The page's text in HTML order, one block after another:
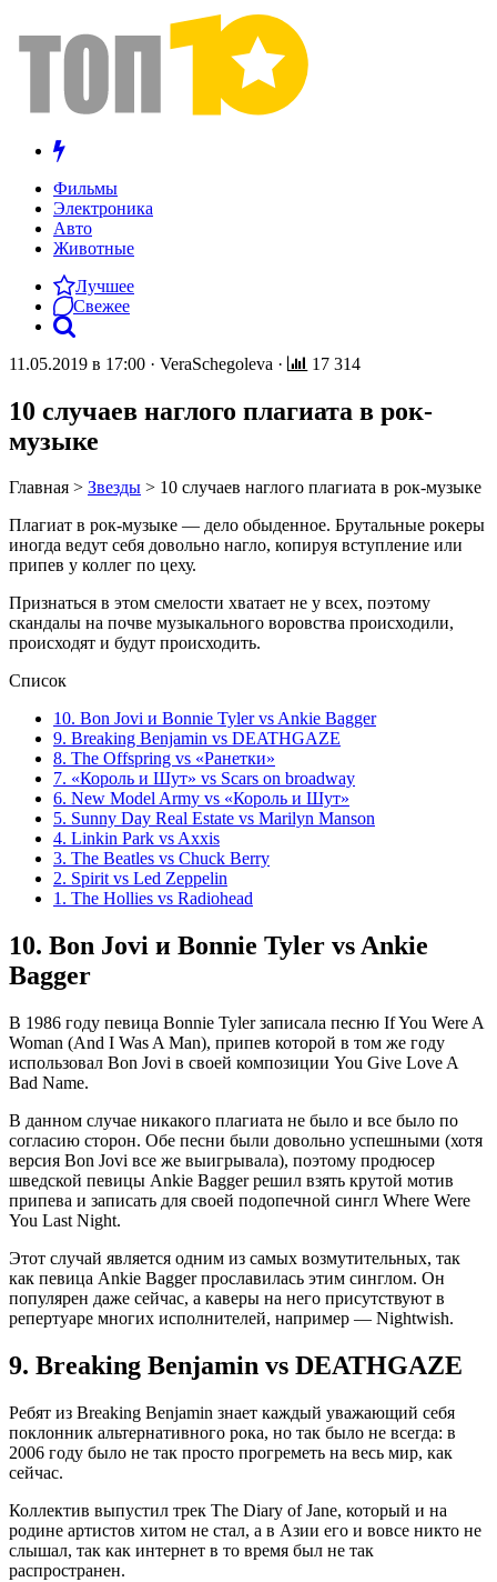
Фильмы
Электроника
Авто
Животные
Лучшее
Свежее
11.05.2019 в 17:00 · VeraSchegoleva · 17 314
10 случаев наглого плагиата в рок-
музыке
Главная > Звезды > 10 случаев наглого плагиата в рок-музыке
Плагиат в рок-музыке — дело обыденное. Брутальные рокеры
иногда ведут себя довольно нагло, копируя вступление или
припев у коллег по цеху.
Признаться в этом смелости хватает не у всех, поэтому
скандалы на почве музыкального воровства происходили,
происходят и будут происходить.
Список
10. Bon Jovi и Bonnie Tyler vs Ankie Bagger
9. Breaking Benjamin vs DEATHGAZE
8. The Offspring vs «Ранетки»
7. «Король и Шут» vs Scars on broadway
6. New Model Army vs «Король и Шут»
5. Sunny Day Real Estate vs Marilyn Manson
4. Linkin Park vs Axxis
3. The Beatles vs Chuck Berry
2. Spirit vs Led Zeppelin
1. The Hollies vs Radiohead
10. Bon Jovi и Bonnie Tyler vs Ankie
Bagger
В 1986 году певица Bonnie Tyler записала песню If You Were A
Woman (And I Was A Man), припев которой в том же году
использовал Bon Jovi в своей композиции You Give Love A
Bad Name.
В данном случае никакого плагиата не было и все было по
согласию сторон. Обе песни были довольно успешными (хотя
версия Bon Jovi все же выигрывала), поэтому продюсер
шведской певицы Ankie Bagger решил взять крутой мотив
припева и записать для своей подопечной сингл Where Were
You Last Night.
Этот случай является одним из самых возмутительных, так
как певица Ankie Bagger прославилась этим синглом. Он
популярен даже сейчас, а каверы на него присутствуют в
репертуаре многих исполнителей, например — Nightwish.
9. Breaking Benjamin vs DEATHGAZE
Ребят из Breaking Benjamin знает каждый уважающий себя
поклонник альтернативного рока, но так было не всегда: в
2006 году было не так просто прогреметь на весь мир, как
сейчас.
Коллектив выпустил трек The Diary of Jane, который и на
родине артистов хитом не стал, а в Азии его и вовсе никто не
слышал, так как интернет в то время был не так
распространен.